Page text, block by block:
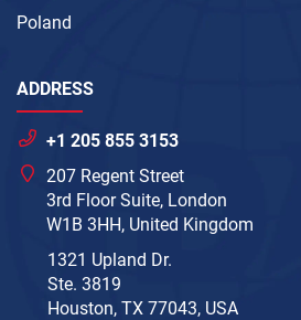
Poland
ADDRESS
+1 205 855 3153
207 Regent Street
3rd Floor Suite, London
W1B 3HH, United Kingdom
1321 Upland Dr.
Ste. 3819
Houston, TX 77043, USA